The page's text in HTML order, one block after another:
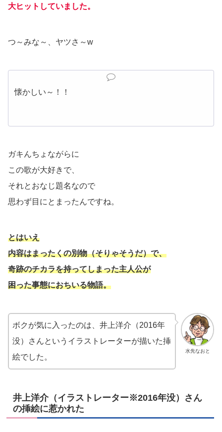
大ヒットしていました。
つ～みな～、ヤツさ～w
懐かしい～！！
ガキんちょながらに
この歌が大好きで、
それとおなじ題名なので
思わず目にとまったんですね。
とはいえ
内容はまったくの別物（そりゃそうだ）で、
奇跡のチカラを持ってしまった主人公が
困った事態におちいる物語。
水先なおと
ボクが気に入ったのは、井上洋介（2016年
没）さんというイラストレーターが描いた挿
絵でした。
井上洋介（イラストレーター※2016年没）さん
の挿絵に惹かれた